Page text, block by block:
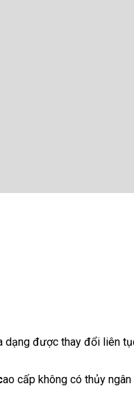
được thay đổi liên
ao cấp không có thủy